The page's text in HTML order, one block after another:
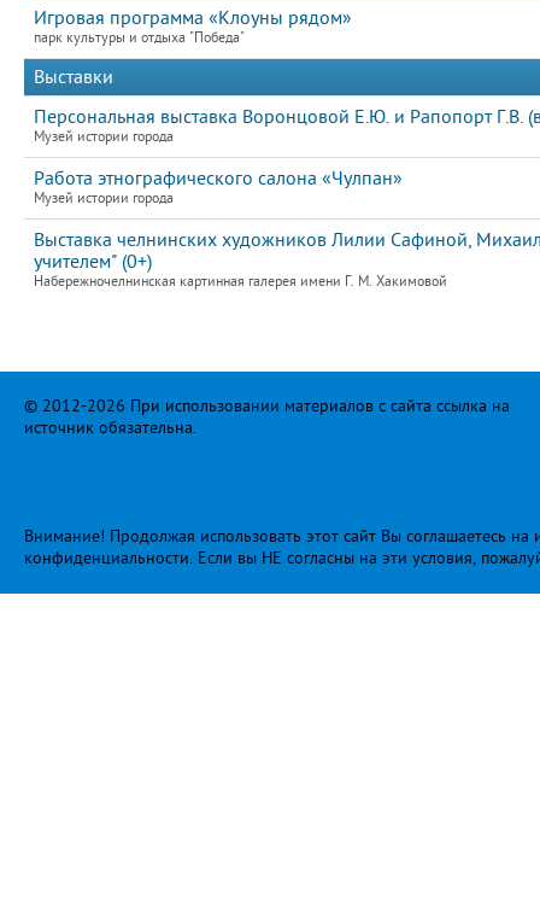
Игровая программа «Клоуны рядом»
парк культуры и отдыха "Победа"
Выставки
Персональная выставка Воронцовой Е.Ю. и Рапопорт Г.В.
Музей истории города
Работа этнографического салона «Чулпан»
Музей истории города
Выставка челнинских художников Лилии Сафиной,
учителем" (0+)
Набережночелнинская картинная галерея имени Г. М. Хакимовой
© 2012-2026 При использовании материалов с сайта ссылка на
источник обязательна.
Внимание! Продолжая использовать этот сайт Вы соглашаетесь
конфиденциальности. Если вы НЕ согласны на эти условия,